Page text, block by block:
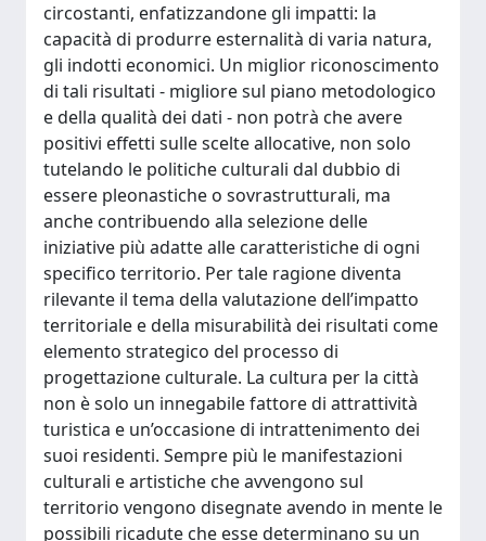
circostanti, enfatizzandone gli impatti: la
capacità di produrre esternalità di varia natura,
gli indotti economici. Un miglior riconoscimento
di tali risultati - migliore sul piano metodologico
e della qualità dei dati - non potrà che avere
positivi effetti sulle scelte allocative, non solo
tutelando le politiche culturali dal dubbio di
essere pleonastiche o sovrastrutturali, ma
anche contribuendo alla selezione delle
iniziative più adatte alle caratteristiche di ogni
specifico territorio. Per tale ragione diventa
rilevante il tema della valutazione dell’impatto
territoriale e della misurabilità dei risultati come
elemento strategico del processo di
progettazione culturale. La cultura per la città
non è solo un innegabile fattore di attrattività
turistica e un’occasione di intrattenimento dei
suoi residenti. Sempre più le manifestazioni
culturali e artistiche che avvengono sul
territorio vengono disegnate avendo in mente le
possibili ricadute che esse determinano su un